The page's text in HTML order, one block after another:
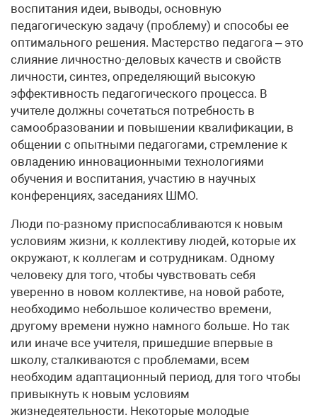
воспитания идеи, выводы, основную
педагогическую задачу (проблему) и способы ее
оптимального решения. Мастерство педагога – это
слияние личностно-деловых качеств и свойств
личности, синтез, определяющий высокую
эффективность педагогического процесса. В
учителе должны сочетаться потребность в
самообразовании и повышении квалификации, в
общении с опытными педагогами, стремление к
овладению инновационными технологиями
обучения и воспитания, участию в научных
конференциях, заседаниях ШМО.
Люди по-разному приспосабливаются к новым
условиям жизни, к коллективу людей, которые их
окружают, к коллегам и сотрудникам. Одному
человеку для того, чтобы чувствовать себя
уверенно в новом коллективе, на новой работе,
необходимо небольшое количество времени,
другому времени нужно намного больше. Но так
или иначе все учителя, пришедшие впервые в
школу, сталкиваются с проблемами, всем
необходим адаптационный период, для того чтобы
привыкнуть к новым условиям
жизнедеятельности. Некоторые молодые